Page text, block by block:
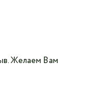
Желаем Вам